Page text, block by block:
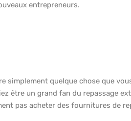
entrepreneurs.
simplement quelque chose que
être un grand fan du repassage
pas acheter des fournitures de